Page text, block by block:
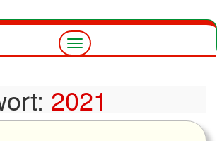
Navigation
umschalten
2021